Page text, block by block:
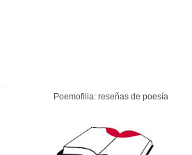
Poemofilia: reseñas de poesía